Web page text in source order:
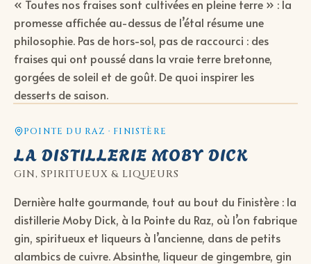
« Toutes nos fraises sont cultivées en pleine terre » : la
promesse affichée au-dessus de l’étal résume une
philosophie. Pas de hors-sol, pas de raccourci : des
fraises qui ont poussé dans la vraie terre bretonne,
gorgées de soleil et de goût. De quoi inspirer les
desserts de saison.
POINTE DU RAZ · FINISTÈRE
LA DISTILLERIE MOBY DICK
GIN, SPIRITUEUX & LIQUEURS
Dernière halte gourmande, tout au bout du Finistère : la
distillerie Moby Dick, à la Pointe du Raz, où l’on fabrique
gin, spiritueux et liqueurs à l’ancienne, dans de petits
alambics de cuivre. Absinthe, liqueur de gingembre, gin